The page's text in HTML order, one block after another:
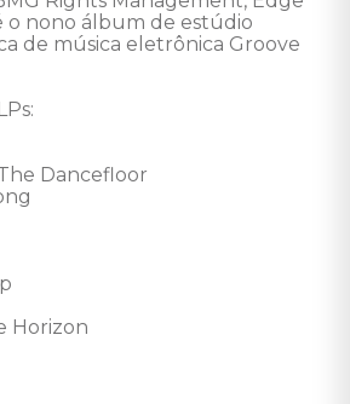
o nono álbum de estúdio
de música eletrônica Groove
Dancefloor
Horizon